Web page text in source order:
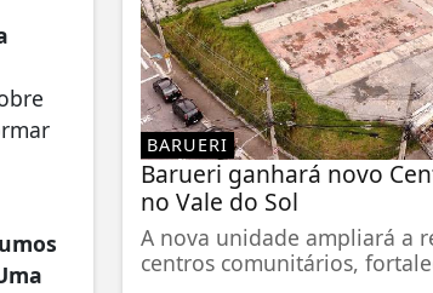
BARUERI
Barueri ganhará novo
no Vale do Sol
A nova unidade ampliará a
centros comunitários,